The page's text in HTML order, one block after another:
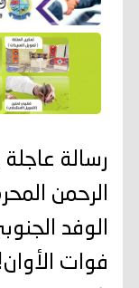
رسالة
الرحمن
الوفد
فوات الأوان!